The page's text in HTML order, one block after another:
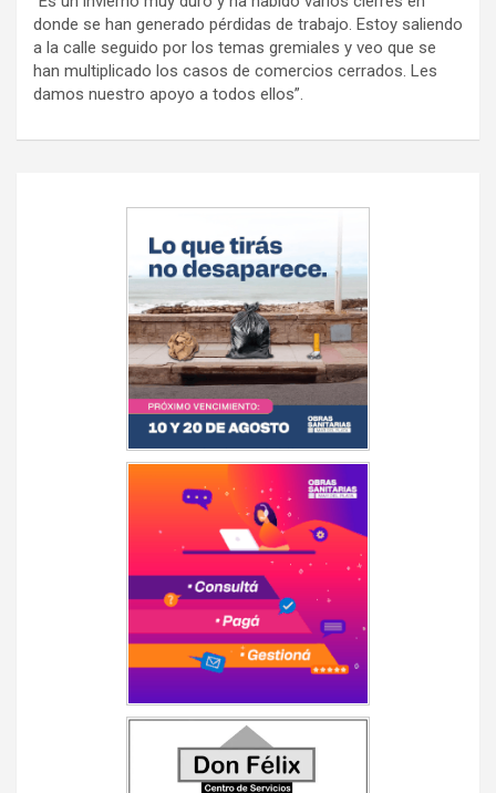
donde se han generado pérdidas de trabajo. Estoy saliendo
a la calle seguido por los temas gremiales y veo que se
han multiplicado los casos de comercios cerrados. Les
damos nuestro apoyo a todos ellos”.